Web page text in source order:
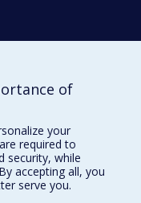
of
your
required to
security, while
accepting all, you
serve you.